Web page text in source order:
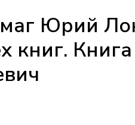
Юрий
книг.